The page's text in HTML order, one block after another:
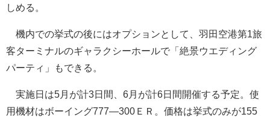
しめる。
機内での挙式の後にはオプションとして、羽田空港第1旅
客ターミナルのギャラクシーホールで「絶景ウエディング
パーティ」もできる。
実施日は5月が計3日間、6月が計6日間開催する予定。使
用機材はボーイング777―300ＥＲ。価格は挙式のみが155